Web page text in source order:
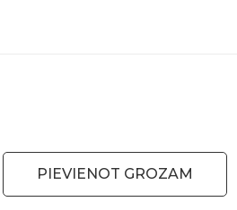
PIEVIENOT GROZAM